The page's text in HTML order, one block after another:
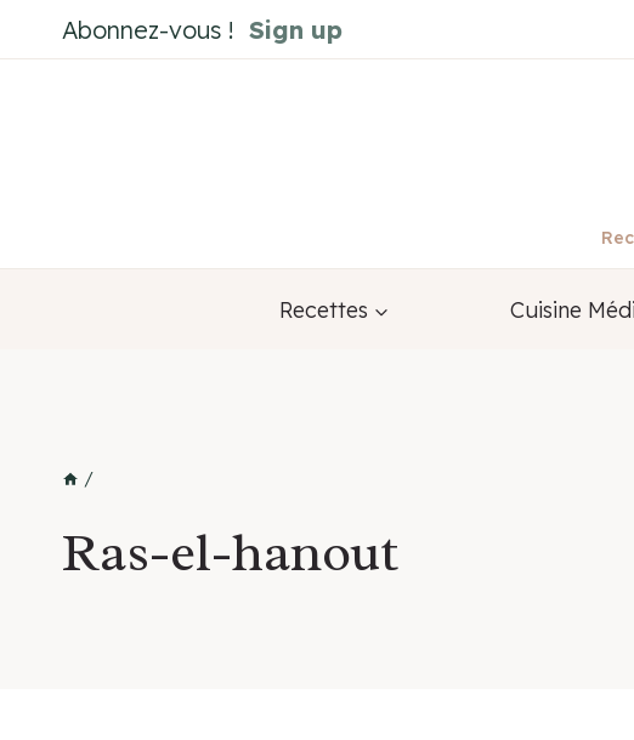
au
Abonnez-vous ! Sign up
Recettes Cuisine
/
Ras-el-hanout